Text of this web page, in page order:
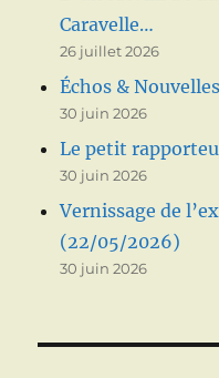
Caravelle…
26 juillet 2026
Échos &
30 juin 2026
Le petit
30 juin 2026
Vernissage de
(22/05/2026)
30 juin 2026